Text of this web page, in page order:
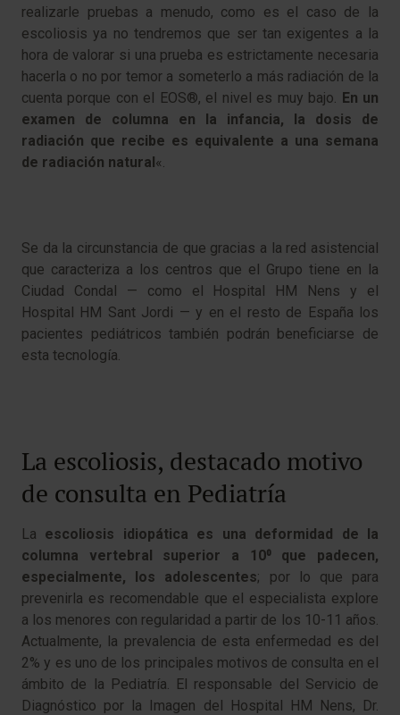
realizarle pruebas a menudo, como es el caso de la
escoliosis ya no tendremos que ser tan exigentes a la
hora de valorar si una prueba es estrictamente necesaria
hacerla o no por temor a someterlo a más radiación de la
cuenta porque con el EOS®, el nivel es muy bajo. En un
examen de columna en la infancia, la dosis de
radiación que recibe es equivalente a una semana
de radiación natural«.
Se da la circunstancia de que gracias a la red asistencial
que caracteriza a los centros que el Grupo tiene en la
Ciudad Condal — como el Hospital HM Nens y el
Hospital HM Sant Jordi — y en el resto de España los
pacientes pediátricos también podrán beneficiarse de
esta tecnología.
La escoliosis, destacado motivo
de consulta en Pediatría
La escoliosis idiopática es una deformidad de la
columna vertebral superior a 10⁰ que padecen,
especialmente, los adolescentes; por lo que para
prevenirla es recomendable que el especialista explore
a los menores con regularidad a partir de los 10-11 años.
Actualmente, la prevalencia de esta enfermedad es del
2% y es uno de los principales motivos de consulta en el
ámbito de la Pediatría. El responsable del Servicio de
Diagnóstico por la Imagen del Hospital HM Nens, Dr.